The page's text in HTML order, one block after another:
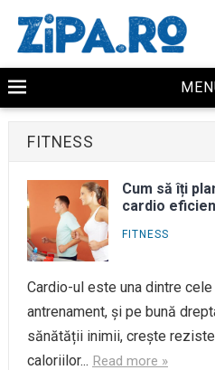
FITNESS
Cum să îți
cardio
FITNESS
Cardio-ul este una dintre
antrenament, și pe bună
sănătății inimii, crește
caloriilor... Read more »